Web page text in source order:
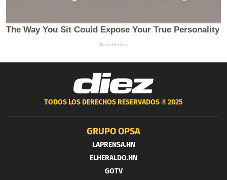
TODOS LOS DERECHOS RESERVADOS ®2025
GRUPO OPSA
LAPRENSA.HN
ELHERALDO.HN
GOTV